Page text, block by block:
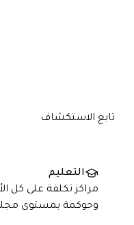
تابع الاستكشاف
التعليم
مراكز تكلفة على كل
وحوكمة بمستوى